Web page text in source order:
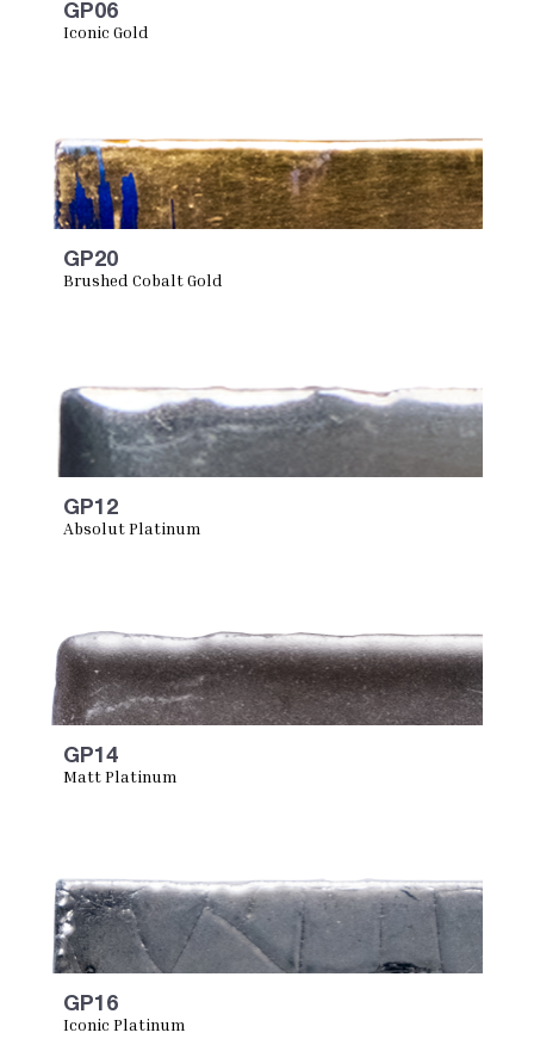
GP06
Iconic Gold
GP20
Brushed Cobalt Gold
GP12
Absolut Platinum
GP14
Matt Platinum
GP16
Iconic Platinum